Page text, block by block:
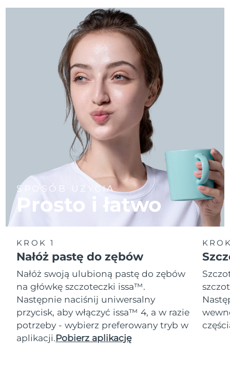
SPOSÓB UŻYCIA
Prosto i łatwo
KROK 1
Nałóż pastę do zębów
Nałóż swoją ulubioną pastę do zębów
na główkę szczoteczki issa™.
Następnie naciśnij uniwersalny
przycisk, aby włączyć issa™ 4, a w razie
potrzeby - wybierz preferowany tryb w
aplikacji.Pobierz aplikację